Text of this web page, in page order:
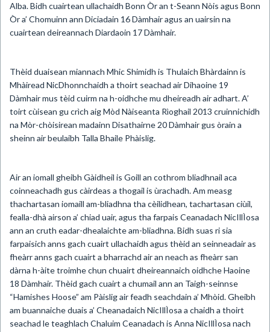
Alba. Bidh cuairtean ullachaidh Bonn Òr an t-Seann Nòis agus Bonn
Òr a’ Chomuinn ann Diciadain 16 Dàmhair agus an uairsin na
cuairtean deireannach Diardaoin 17 Dàmhair.
Thèid duaisean miannach Mhic Shimidh is Thulaich Bhàrdainn is
Mhàiread NicDhonnchaidh a thoirt seachad air Dihaoine 19
Dàmhair mus tèid cuirm na h-oidhche mu dheireadh air adhart. A’
toirt cùisean gu crìch aig Mòd Nàiseanta Rìoghail 2013 cruinnichidh
na Mòr-chòisirean madainn Disathairne 20 Dàmhair gus òrain a
sheinn air beulaibh Talla Bhaile Phàislig.
Air an iomall gheibh Gàidheil is Goill an cothrom bliadhnail aca
coinneachadh gus càirdeas a thogail is ùrachadh. Am measg
thachartasan iomaill am-bliadhna tha cèilidhean, tachartasan ciùil,
fealla-dhà airson a’ chiad uair, agus tha farpais Ceanadach NicIllÌosa
ann an cruth eadar-dhealaichte am-bliadhna. Bidh suas ri sia
farpaisich anns gach cuairt ullachaidh agus thèid an seinneadair as
fheàrr anns gach cuairt a bharrachd air an neach as fheàrr san
dàrna h-àite troimhe chun chuairt dheireannaich oidhche Haoine
18 Dàmhair. Thèid gach cuairt a chumail ann an Taigh-seinnse
“Hamishes Hoose” am Pàislig air feadh seachdain a’ Mhòid. Gheibh
am buannaiche duais a’ Cheanadaich NicIllÌosa a chaidh a thoirt
seachad le teaghlach Chaluim Ceanadach is Anna NicIllÌosa nach